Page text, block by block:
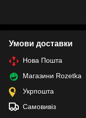
Умови доставки
Нова Пошта
Магазини Rozetka
Укрпошта
Самовивіз